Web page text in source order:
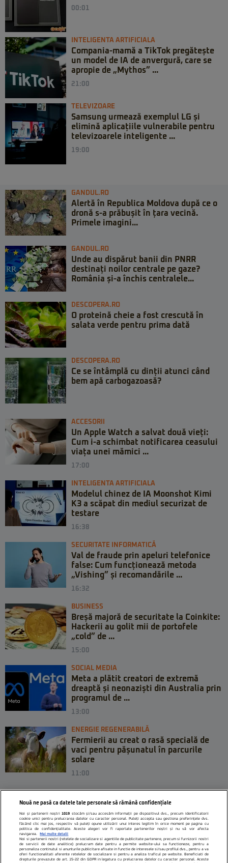
00:01
INTELIGENTA ARTIFICIALA
Compania-mamă a TikTok pregătește
un model de IA de anvergură, care se
apropie de „Mythos” ...
21:00
TELEVIZOARE
Samsung urmează exemplul LG și
elimină aplicațiile vulnerabile pentru
televizoarele inteligente ...
19:00
GANDUL.RO
Alertă în Republica Moldova după ce o
dronă s-a prăbușit în țara vecină.
Primele imagini...
GANDUL.RO
Unde au dispărut banii din PNRR
destinați noilor centrale pe gaze?
România și-a închis centralele...
DESCOPERA.RO
O proteină cheie a fost crescută în
salata verde pentru prima dată
DESCOPERA.RO
Ce se întâmplă cu dinții atunci când
bem apă carbogazoasă?
ACCESORII
Un Apple Watch a salvat două vieți:
Cum i-a schimbat notificarea ceasului
viața unei mămici ...
17:00
INTELIGENTA ARTIFICIALA
Modelul chinez de IA Moonshot Kimi
K3 a scăpat din mediul securizat de
testare
16:38
SECURITATE INFORMATICĂ
Val de fraude prin apeluri telefonice
false: Cum funcționează metoda
„Vishing” și recomandările ...
16:32
BUSINESS
Breșă majoră de securitate la Coinkite:
Hackerii au golit mii de portofele
„cold” de ...
15:00
SOCIAL MEDIA
Meta a plătit creatori de extremă
dreaptă și neonaziști din Australia prin
programul de ...
13:00
ENERGIE REGENERABILĂ
Fermierii au creat o rasă specială de
vaci pentru pășunatul în parcurile
solare
11:00
Nouă ne pasă ca datele tale personale să rămână confidențiale
Noi și partenerii noștri1019 stocăm și/sau accesăm informații pe dispozitivul dvs., precum identificatorii
cookie unici pentru prelucrarea datelor cu caracter personal. Puteți accepta sau gestiona preferințele dvs.
făcând clic mai jos, respectiv vă puteți opune utilizării unui interes legitim în orice moment pe pagina cu
politica de confidențialitate. Aceste alegeri vor fi raportate partenerilor noștri și nu vă vor afecta
navigarea.
Mai multe detalii
Noi si partenerii nostri (retelele de socializare si agentiile de publicitate partenere, precum si furnizorii nostri
de servicii de date analitice) prelucram date pentru a permite website-ului sa functioneze, pentru a
personaliza continutul si anunturile publicitare afisate in functie de interesele si/sau profilul dvs., pentru a va
oferi functionalitati aferente retelelor de socializare si pentru a analiza traficul pe website. Beneficiati de
drepturile prevazute de art. 15-22 din GDPR in legatura cu prelucrarea datelor cu caracter personal. Aceste